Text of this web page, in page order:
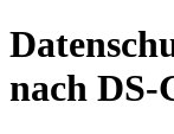
nach DS-